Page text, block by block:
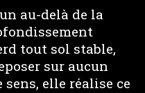
au-delà de la
tout sol stable,
sur aucun
sens, elle réalise ce